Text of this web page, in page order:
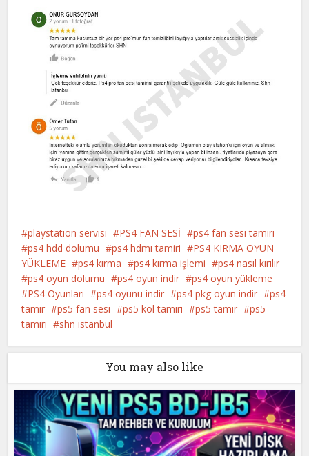
playstation servisi PS4 FAN SESİ
ps4 fan sesi tamiri
ps4 hdd dolumu
ps4 hdmı tamiri
PS4 KIRMA OYUN
YÜKLEME
ps4 kırma ps4 kırma işlemi
ps4 nasıl kırılır
ps4 oyun dolumu
ps4 oyun indir
ps4 oyun yükleme
PS4 Oyunları
ps4 oyunu indir ps4 pkg oyun indir
ps4
tamir
ps5 fan sesi ps5 kol tamiri ps5 tamir
ps5
tamiri
shn istanbul
You may also like